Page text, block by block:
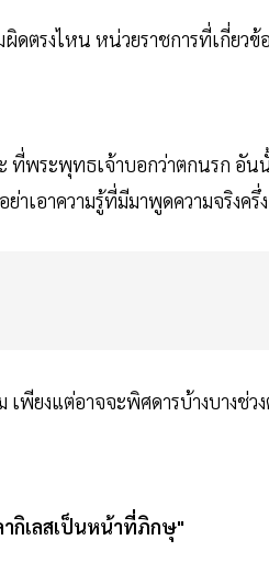
ดตรงไหน หน่วยราชการที่เกี่ยว
ที่พระพุทธเจ้าบอกว่าตกนรก อั
เอาความรู้ที่มีมาพูดความจริงครึ่
พียงแต่อาจจะพิศดารบ้างบางช่
กิเลสเป็นหน้าที่ภิกษุ"